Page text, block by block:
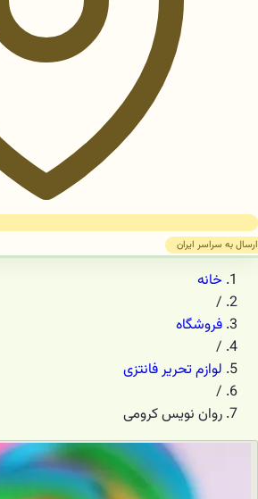
ارسال به سراسر ایران
خانه
/
فروشگاه
/
لوازم تحریر فانتزی
/
روان نویس کرومی